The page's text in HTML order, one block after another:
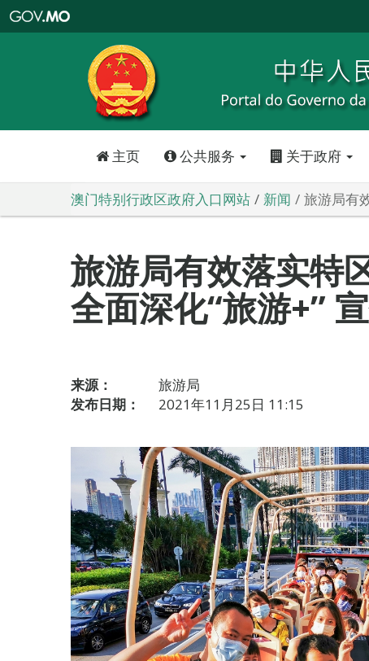
特
政
区
政
口
主页 公共服务 关于政府
澳门特别行政区政府入口网站 新闻 旅游局有
旅游局有效落实特
全面深化“旅游+”
来源：
旅游局
发布日期：
2021年11月25日 11:15